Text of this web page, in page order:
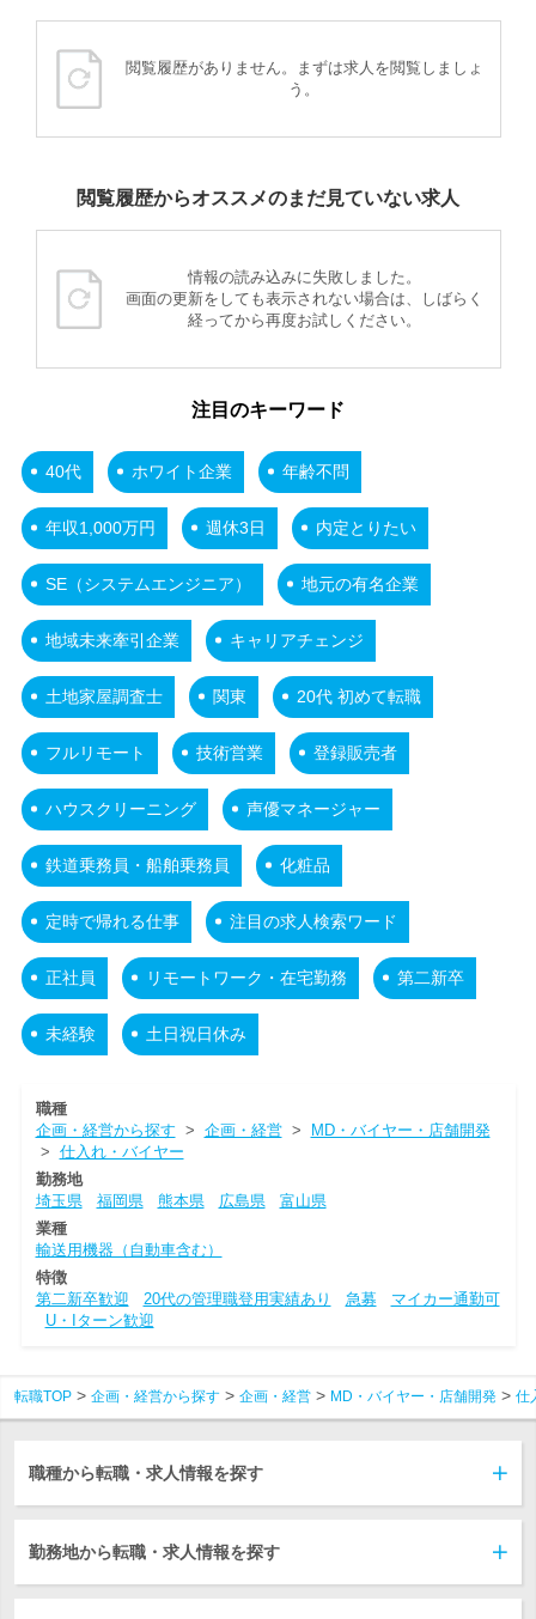
閲覧履歴がありません。まずは求人を閲覧しましょ
う。
閲覧履歴からオススメのまだ見ていない求人
情報の読み込みに失敗しました。
画面の更新をしても表示されない場合は、しばらく
経ってから再度お試しください。
注目のキーワード
40代 ホワイト企業 年齢不問
年収1,000万円 週休3日 内定とりたい
SE（システムエンジニア） 地元の有名企業
地域未来牽引企業 キャリアチェンジ
土地家屋調査士 関東 20代 初めて転職
フルリモート 技術営業 登録販売者
ハウスクリーニング 声優マネージャー
鉄道乗務員・船舶乗務員 化粧品
定時で帰れる仕事 注目の求人検索ワード
正社員 リモートワーク・在宅勤務 第二新卒
未経験 土日祝日休み
職種
企画・経営から探す > 企画・経営> MD・バイヤー・店舗開発
> 仕入れ・バイヤー
勤務地
埼玉県
福岡県 熊本県 広島県
富山県
業種
輸送用機器（自動車含む）
特徴
第二新卒歓迎
20代の管理職登用実績あり 急募
マイカー通勤可
U・Iターン歓迎
転職TOP 企画・経営から探す 企画・経営 MD・バイヤー・店舗開発 仕
職種から転職・求人情報を探す
勤務地から転職・求人情報を探す